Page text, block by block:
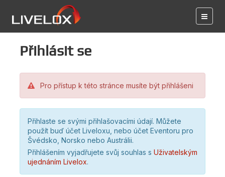
Přihlásit se
Pro přístup k této stránce musíte být přihlášeni
Přihlaste se svými přihlašovacími údají. Můžete
použít buď účet Liveloxu, nebo účet Eventoru pro
Švédsko, Norsko nebo Austrálii.
Přihlášením vyjadřujete svůj souhlas s Uživatelským
ujednáním Livelox.